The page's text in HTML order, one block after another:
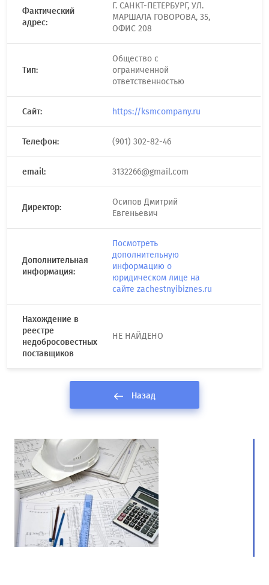
Фактический
адрес:
Г. САНКТ-ПЕТЕРБУРГ, УЛ.
МАРШАЛА ГОВОРОВА, 35,
ОФИС 208
Тип:
Общество с
ограниченной
ответственностью
Сайт: https://ksmcompany.ru
Телефон: (901) 302-82-46
email: 3132266@gmail.com
Директор:
Осипов Дмитрий
Евгеньевич
Дополнительная
информация:
Посмотреть
дополнительную
информацию о
юридическом лице на
сайте zachestnyibiznes.ru
Нахождение в
реестре
недобросовестных
поставщиков
НЕ НАЙДЕНО
Назад